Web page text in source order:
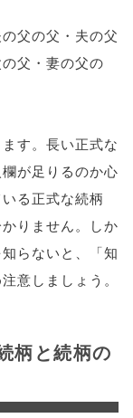
父の父・夫の父
父・妻の父の
す。長い正式な
が足りるのか心
る正式な続柄
りません。しか
らないと、「知
意しましょう。
柄と続柄の